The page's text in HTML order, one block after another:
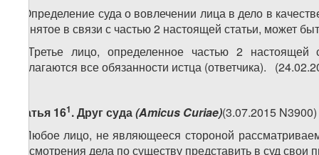
4. Определение суда о вовлечении лица в дело в
принятое в связи с частью 2 настоящей статьи, может
5. Третье лицо, определенное частью 2 настоящей
возлагаются все обязанности истца (ответчика).
Статья 161. Другсуда(Amicus Curiae)(3.07.2015 N3900)
1. Любое лицо, не являющееся стороной
рассмотрения дела по существу представить в суд